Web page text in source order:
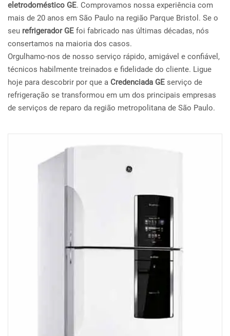
eletrodoméstico GE. Comprovamos nossa experiência com
mais de 20 anos em São Paulo na região Parque Bristol. Se o
seu refrigerador GE foi fabricado nas últimas décadas, nós
consertamos na maioria dos casos.
Orgulhamo-nos de nosso serviço rápido, amigável e confiável,
técnicos habilmente treinados e fidelidade do cliente. Ligue
hoje para descobrir por que a Credenciada GE serviço de
refrigeração se transformou em um dos principais empresas
de serviços de reparo da região metropolitana de São Paulo.